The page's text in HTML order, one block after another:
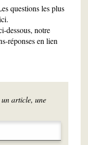
questions les plus
dessous, notre
réponses en lien
article, une